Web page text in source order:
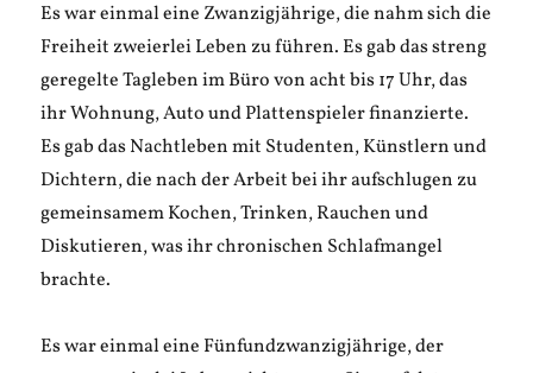
Es war einmal eine Zwanzigjährige, die nahm sich die
Freiheit zweierlei Leben zu führen. Es gab das streng
geregelte Tagleben im Büro von acht bis 17 Uhr, das
ihr Wohnung, Auto und Plattenspieler finanzierte.
Es gab das Nachtleben mit Studenten, Künstlern und
Dichtern, die nach der Arbeit bei ihr aufschlugen zu
gemeinsamem Kochen, Trinken, Rauchen und
Diskutieren, was ihr chronischen Schlafmangel
brachte.
Es war einmal eine Fünfundzwanzigjährige, der